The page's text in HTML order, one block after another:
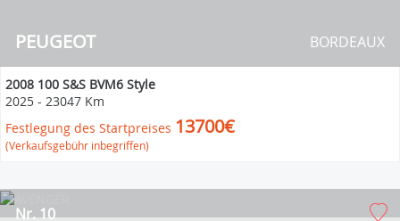
PEUGEOT BORDEAUX
2008 100 S&S BVM6 Style
2025 - 23047 Km
Festlegung des Startpreises 13700€
(Verkaufsgebühr inbegriffen)
Nr. 10